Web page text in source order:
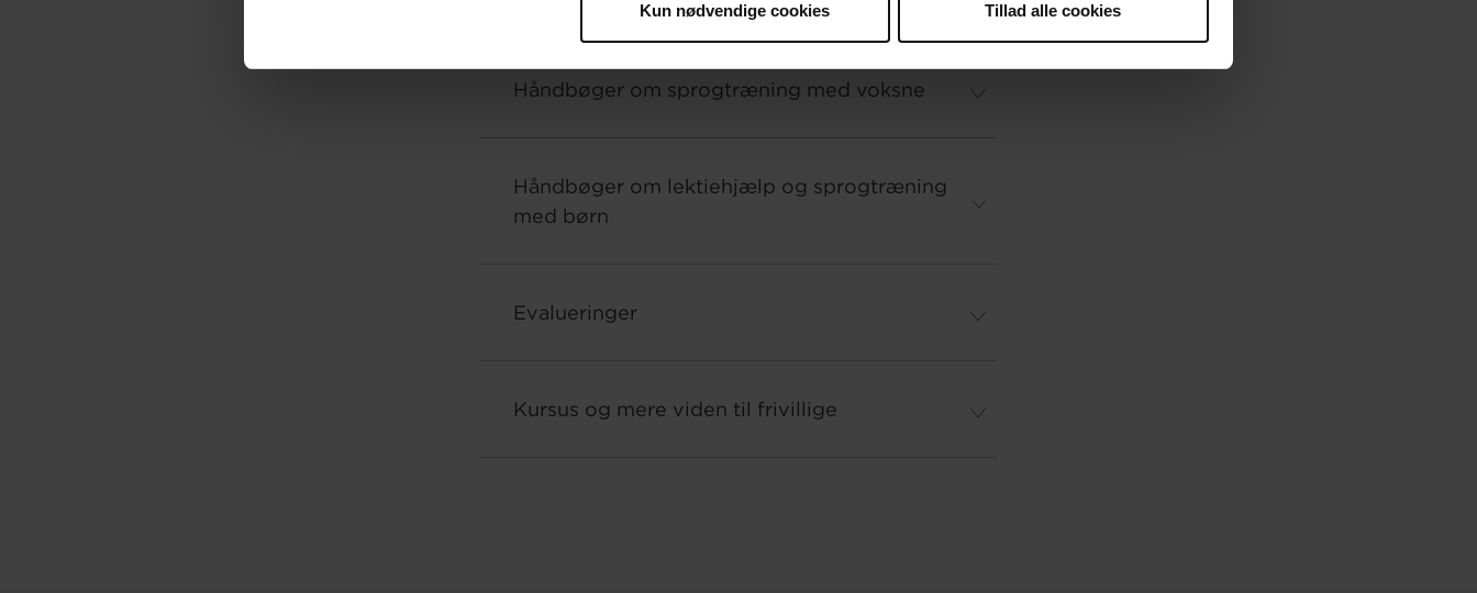
Kun nødvendige cookies Tillad alle cookies
Håndbøger om sprogtræning med voksne
Håndbøger om lektiehjælp og sprogtræning
med børn
Evalueringer
Kursus og mere viden til frivillige